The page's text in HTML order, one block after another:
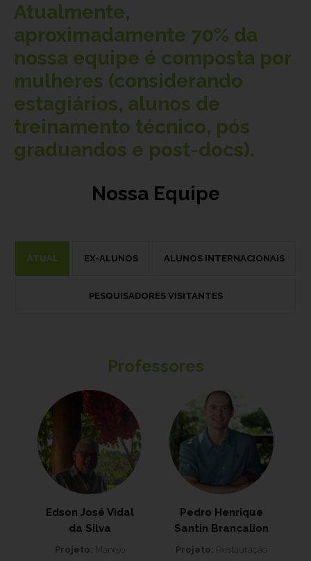
Atualmente,
aproximadamente 70% da
nossa equipe é composta por
mulheres (considerando
estagiários, alunos de
treinamento técnico, pós
graduandos e post-docs).
Nossa Equipe
ATUAL EX-ALUNOS ALUNOS INTERNACIONAIS
PESQUISADORES VISITANTES
Professores
Edson José Vidal
da Silva
Projeto: Manejo
Pedro Henrique
Santin Brancalion
Projeto: Restauração